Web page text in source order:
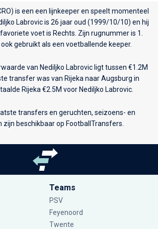
is een een lijnkeeper en speelt momenteel
Labrovic is 26 jaar oud (1999/10/10) en hij
voet is Rechts. Zijn rugnummer is 1.
ook gebruikt als een voetballende keeper.
van Nediljko Labrovic ligt tussen €1.2M
transfer was van Rijeka naar Augsburg in
Rijeka €2.5M voor Nediljko Labrovic.
transfers en geruchten, seizoens- en
beschikbaar op FootballTransfers.
Teams
PSV
Feyenoord
Twente